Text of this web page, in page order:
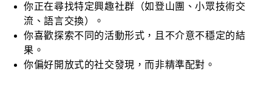
你正在尋找特定興趣社群（如登山團、小眾技術交
流、語言交換）。
你喜歡探索不同的活動形式，且不介意不穩定的結
果。
你偏好開放式的社交發現，而非精準配對。